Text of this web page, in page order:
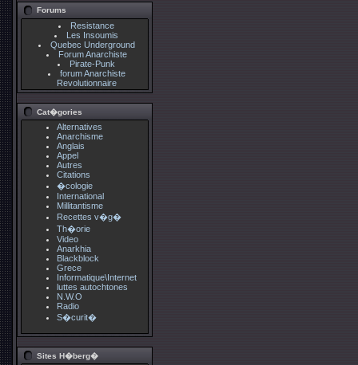
Forums
Resistance
Les Insoumis
Quebec Underground
Forum Anarchiste
Pirate-Punk
forum Anarchiste
Revolutionnaire
Cat�gories
Alternatives
Anarchisme
Anglais
Appel
Autres
Citations
�cologie
International
Millitantisme
Recettes v�g�
Th�orie
Video
Anarkhia
Blackblock
Grece
Informatique\Internet
luttes autochtones
N.W.O
Radio
S�curit�
Sites H�berg�